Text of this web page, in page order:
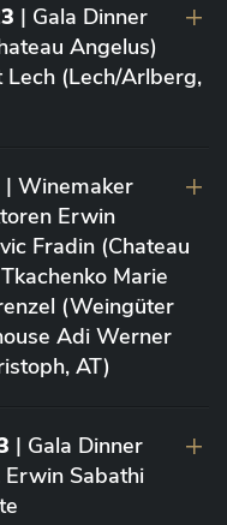
| Gala Dinner
Angelus)
Lech (Lech/Arlberg,
| Winemaker
Erwin
Fradin (Chateau
Marie
(Weingüter
Adi Werner
AT)
| Gala Dinner
Sabathi